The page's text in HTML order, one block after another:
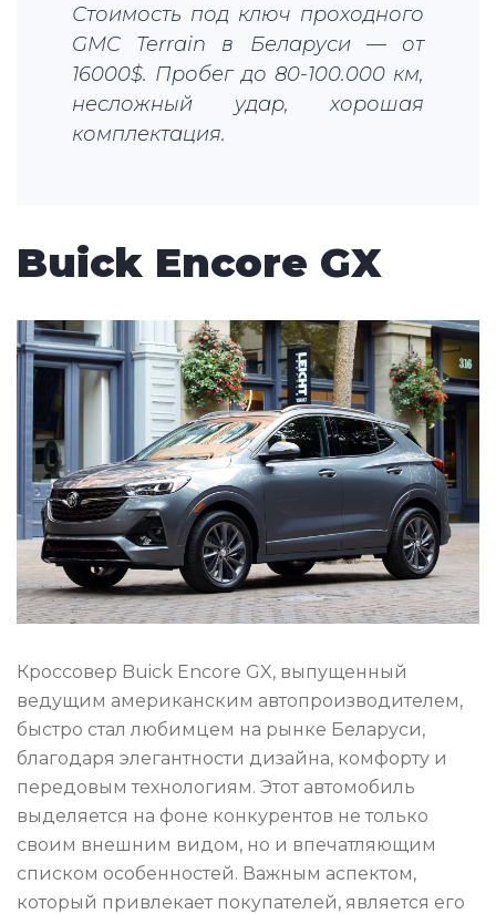
Стоимость под ключ проходного
GMC Terrain в Беларуси — от
16000$. Пробег до 80-100.000 км,
несложный удар, хорошая
комплектация.
Buick Encore GX
Кроссовер Buick Encore GX, выпущенный
ведущим американским автопроизводителем,
быстро стал любимцем на рынке Беларуси,
благодаря элегантности дизайна, комфорту и
передовым технологиям. Этот автомобиль
выделяется на фоне конкурентов не только
своим внешним видом, но и впечатляющим
списком особенностей. Важным аспектом,
который привлекает покупателей, является его